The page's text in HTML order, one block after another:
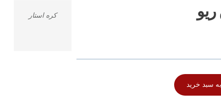
کره استار
سبد خرید